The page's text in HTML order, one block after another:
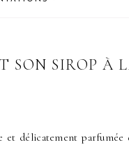
SIROP À
délicatement parfumée